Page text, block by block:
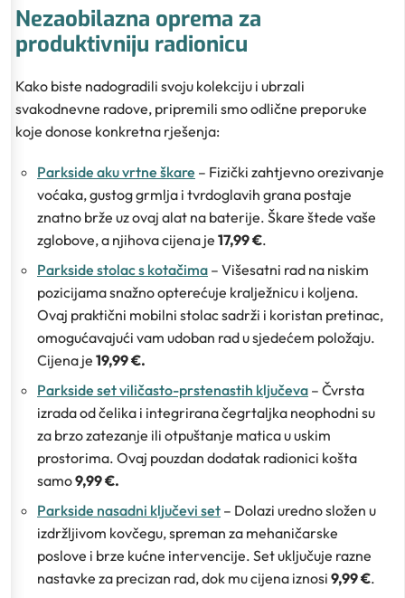
Nezaobilazna oprema za
produktivniju radionicu
Kako biste nadogradili svoju kolekciju i ubrzali
svakodnevne radove, pripremili smo odlične preporuke
koje donose konkretna rješenja:
Parkside aku vrtne škare – Fizički zahtjevno orezivanje
voćaka, gustog grmlja i tvrdoglavih grana postaje
znatno brže uz ovaj alat na baterije. Škare štede vaše
zglobove, a njihova cijena je 17,99 €.
Parkside stolac s kotačima – Višesatni rad na niskim
pozicijama snažno opterećuje kralježnicu i koljena.
Ovaj praktični mobilni stolac sadrži i koristan pretinac,
omogućavajući vam udoban rad u sjedećem položaju.
Cijena je 19,99 €.
Parkside set viličasto-prstenastih ključeva – Čvrsta
izrada od čelika i integrirana čegrtaljka neophodni su
za brzo zatezanje ili otpuštanje matica u uskim
prostorima. Ovaj pouzdan dodatak radionici košta
samo9,99 €.
Parkside nasadni ključevi set – Dolazi uredno složen u
izdržljivom kovčegu, spreman za mehaničarske
poslove i brze kućne intervencije. Set uključuje razne
nastavke za precizan rad, dok mu cijena iznosi 9,99 €.